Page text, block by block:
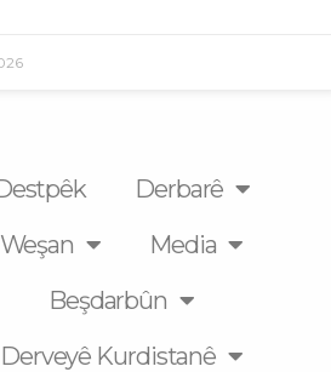
Derbarê
Weşan
Media
Beşdarbûn
Derveyê Kurdistanê